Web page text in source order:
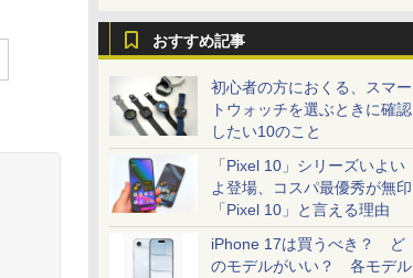
おすすめ記事
初心者の方におくる、スマー
トウォッチを選ぶときに確認
したい10のこと
「Pixel 10」シリーズいよい
よ登場、コスパ最優秀が無印
「Pixel 10」と言える理由
iPhone 17は買うべき？ ど
のモデルがいい？ 各モデル